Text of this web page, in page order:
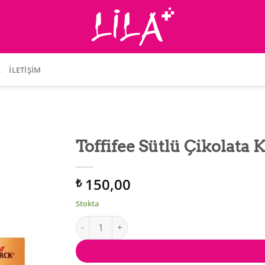
İLETIŞIM
Toffifee Sütlü Çikolata
₺150,00
Stokta
Toffifee Sütlü Çikolata Karamelli Fındıklı 125